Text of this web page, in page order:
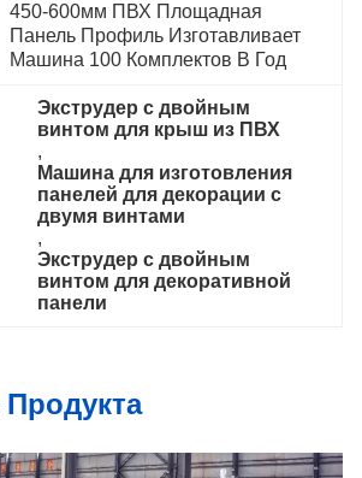
450-600мм ПВХ Площадная
Панель Профиль Изготавливает
Машина 100 Комплектов В Год
Экструдер с двойным
винтом для крыш из ПВХ
,
Машина для изготовления
панелей для декорации с
двумя винтами
,
Экструдер с двойным
винтом для декоративной
панели